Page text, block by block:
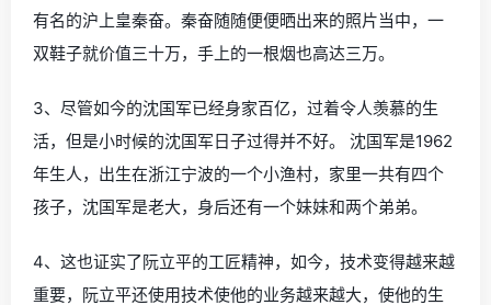
有名的沪上皇秦奋。秦奋随随便便晒出来的照片当中，一
双鞋子就价值三十万，手上的一根烟也高达三万。
3、尽管如今的沈国军已经身家百亿，过着令人羡慕的生
活，但是小时候的沈国军日子过得并不好。 沈国军是1962
年生人，出生在浙江宁波的一个小渔村，家里一共有四个
孩子，沈国军是老大，身后还有一个妹妹和两个弟弟。
4、这也证实了阮立平的工匠精神，如今，技术变得越来越
重要，阮立平还使用技术使他的业务越来越大，使他的生